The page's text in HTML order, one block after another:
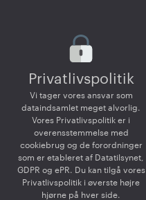
Privatlivspolitik
Vi tager vores ansvar som
dataindsamlet meget alvorlig.
Vores Privatlivspolitik er i
overensstemmelse med
cookiebrug og de forordninger
som er etableret af Datatilsynet,
GDPR og ePR. Du kan tilgå vores
Privatlivspolitik i øverste højre
hjørne på hver side.